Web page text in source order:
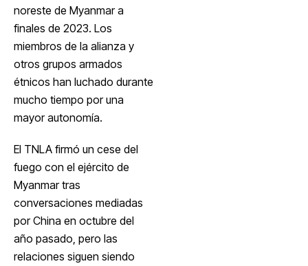
noreste de Myanmar a
finales de 2023. Los
miembros de la alianza y
otros grupos armados
étnicos han luchado durante
mucho tiempo por una
mayor autonomía.
El TNLA firmó un cese del
fuego con el ejército de
Myanmar tras
conversaciones mediadas
por China en octubre del
año pasado, pero las
relaciones siguen siendo